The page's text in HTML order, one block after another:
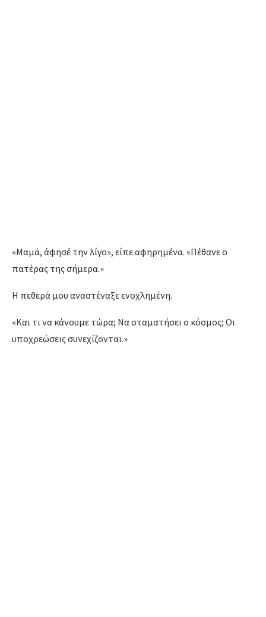
«Μαμά, άφησέ την λίγο», είπε αφηρημένα. «Πέθανε ο
πατέρας της σήμερα.»
Η πεθερά μου αναστέναξε ενοχλημένη.
«Και τι να κάνουμε τώρα; Να σταματήσει ο κόσμος; Οι
υποχρεώσεις συνεχίζονται.»